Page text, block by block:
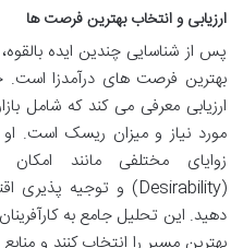
ارزیابی و انتخاب بهترین فرصت ها
پس از شناسایی چندین ایده
بهترین فرصت های درآمدزا است.
ارزیابی معرفی می کند که شامل
مورد نیاز و میزان ریسک است.
دهید. این تحلیل جامع به